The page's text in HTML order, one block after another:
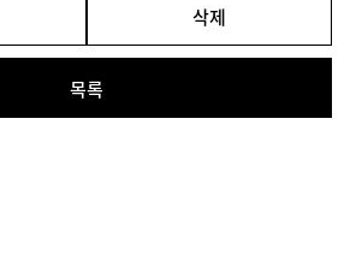
삭제
목록